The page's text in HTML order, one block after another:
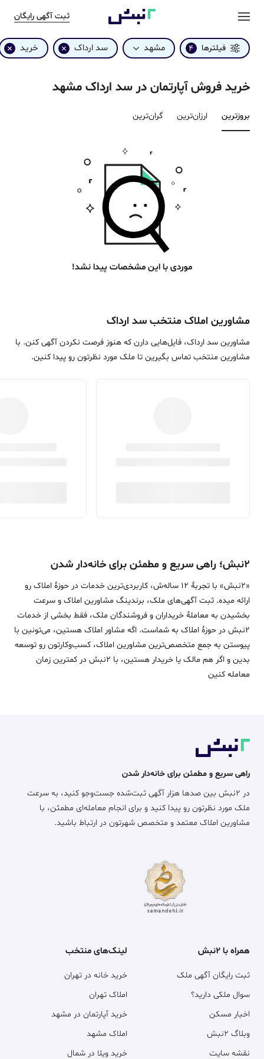
ثبت آگهی رایگان
فیلترها 4 مشهد سد ارداک خرید
خرید فروش آپارتمان در سد ارداک مشهد
بروزترین‌ ارزان‌ترین گران‌ترین
موردی با این مشخصات پیدا نشد!
مشاورین املاک منتخب سد ارداک
مشاورین سد ارداک، فایل‌هایی دارن که هنوز فرصت نکردن آگهی کنن. با
مشاورین منتخب تماس بگیرین تا ملک مورد نظرتون رو پیدا کنین.
۲نبش؛ راهی سریع و مطمئن برای خانه‌دار شدن
«2نبش» با تجربۀ 12 ساله‌ش، کاربردی‌ترین خدمات در حوزۀ املاک رو
ارائه میده. ثبت آگهی‌های ملک، برندینگ مشاورین املاک و سرعت
بخشیدن به معاملۀ خریداران و فروشندگان ملک، فقط بخشی از خدمات
2نبش در حوزۀ املاک به شماست. اگه مشاور املاک هستین، می‌تونین با
پیوستن به جمع متخصص‌ترین مشاورین املاک، کسب‌وکارتون رو توسعه
بدین و اگر هم مالک یا خریدار هستین، با 2نبش در کمترین زمان
معامله‌ کنین
راهی سریع و مطمئن برای خانه‌دار شدن
در ۲نبش بین صدها هزار آگهی ثبت‌شده جست‌وجو کنید، به سرعت
ملک مورد نظرتون رو پیدا کنید و برای انجام معامله‌ای مطمئن، با
مشاورین املاک معتمد و متخصص شهرتون در ارتباط باشید.
همراه با ۲نبش
ثبت رایگان آگهی ملک
سوال ملکی دارید؟
اخبار مسکن
وبلاگ ۲نبش
نقشه سایت
لینک‌های منتخب
خرید خانه در تهران
املاک تهران
خرید آپارتمان در مشهد
املاک مشهد
خرید ویلا در شمال